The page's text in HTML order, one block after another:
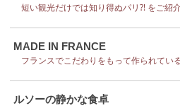
短い観光だけでは知り得ぬパリ⁈ をご紹介
MADE IN FRANCE
フランスでこだわりをもって作られてい
ルソーの静かな食卓